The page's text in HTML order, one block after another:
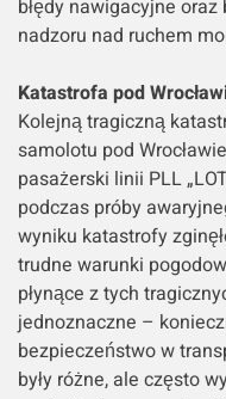
błędy nawigacyjne
nadzoru nad ruchem
Katastrofa pod
Kolejną tragiczną
samolotu pod
pasażerski linii PLL
podczas próby
wyniku katastrofy
trudne warunki
płynące z tych
jednoznaczne –
bezpieczeństwo w
były różne, ale często